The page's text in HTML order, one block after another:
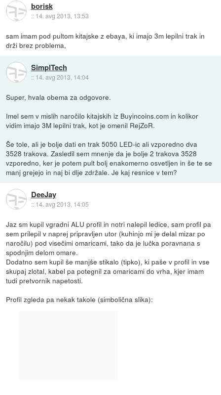
borisk
:: 14. avg 2013, 13:53
sam imam pod pultom kitajske z ebaya, ki imajo 3m lepilni trak in
drži brez problema,
SimplTech
:: 14. avg 2013, 14:04
Super, hvala obema za odgovore.
Imel sem v mislih naročilo kitajskih iz Buyincoins.com in kolikor
vidim imajo 3M lepilni trak, kot je omenil RejZoR.
Še tole, ali je bolje dati en trak 5050 LED-ic ali vzporedno dva
3528 trakova. Zasledil sem mnenje da je bolje 2 trakova 3528
vzporedno, ker je potem pult bolj enakomerno osvetljen in še te se
manj grejejo in naj bi dlje zdržale. Je kaj resnice v tem?
DeeJay
:: 14. avg 2013, 14:05
Jaz sm kupil vgradni ALU profil in notri nalepil ledice, sam profil pa
sem prilepil v naprej pripravljen utor (kuhinjo mi je delal mizar po
naročilu) pod visečimi omaricami, tako da je lučka poravnana s
spodnjim delom omare.
Dodatno sem kupil še manjše stikalo (tipko), ki paše v profil in vse
skupaj zlotal, kabel pa potegnil za omaricami do vrha, kjer imam
tudi pretvornik napetosti.
Profil zgleda pa nekak takole (simbolična slika):